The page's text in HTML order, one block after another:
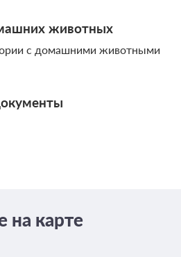
животных
с домашними животными
на карте